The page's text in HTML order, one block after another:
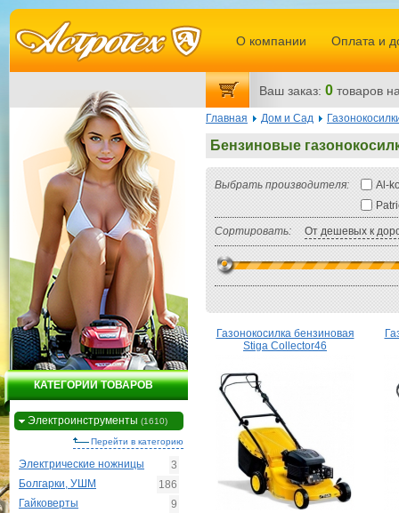
Главная Дом и Сад
Бензиновые
Выбрать производителя:
Al-
Сортировать: От дешевых к
Газонокосилка бензиновая
Stiga Collector46
КАТЕГОРИИ ТОВАРОВ
Электроинструменты (1610)
Перейти в категорию
Электрические ножницы
3
Болгарки, УШМ
186
Гайковерты
9
О компании Оплата и
Ваш заказ: 0 товаров